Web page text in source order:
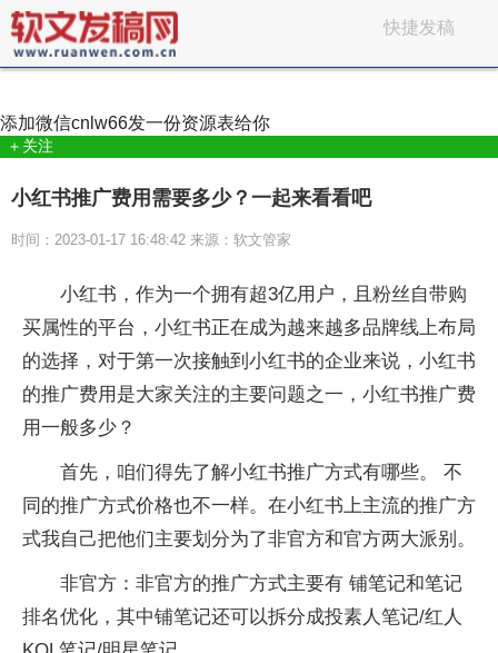
快捷发稿
添加微信cnlw66发一份资源表给你
＋关注
小红书推广费用需要多少？一起来看看吧
时间：2023-01-17 16:48:42 来源：软文管家
小红书，作为一个拥有超3亿用户，且粉丝自带购
买属性的平台，小红书正在成为越来越多品牌线上布局
的选择，对于第一次接触到小红书的企业来说，小红书
的推广费用是大家关注的主要问题之一，小红书推广费
用一般多少？
首先，咱们得先了解小红书推广方式有哪些。 不
同的推广方式价格也不一样。在小红书上主流的推广方
式我自己把他们主要划分为了非官方和官方两大派别。
非官方：非官方的推广方式主要有 铺笔记和笔记
排名优化，其中铺笔记还可以拆分成投素人笔记/红人